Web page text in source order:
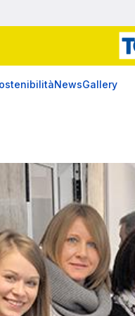
NewsGallery